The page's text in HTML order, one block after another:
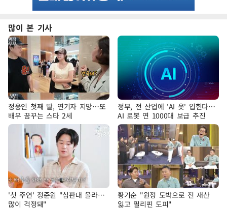
많이 본 기사
정웅인 첫째 딸, 연기자 지망…또
배우 꿈꾸는 스타 2세
정부, 전 산업에 'AI 옷' 입힌다…
AI 로봇 연 1000대 보급 추진
'첫 주연' 정준원 "심판대 올라…
많이 걱정돼"
황기순 "원정 도박으로 전 재산
잃고 필리핀 도피"